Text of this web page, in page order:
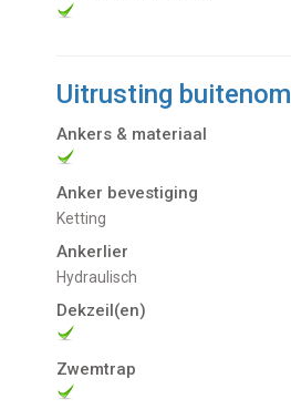
Uitrusting buitenom
Ankers & materiaal
Anker bevestiging
Ketting
Ankerlier
Hydraulisch
Dekzeil(en)
Zwemtrap